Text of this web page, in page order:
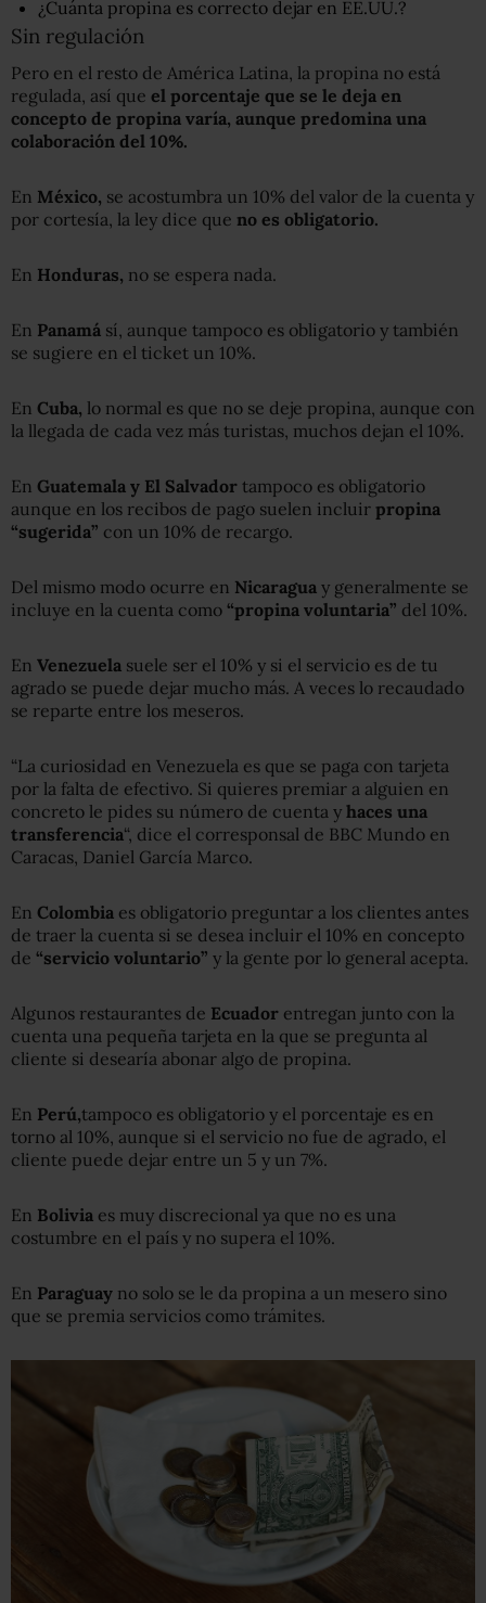
¿Cuánta propina es correcto dejar en EE.UU.?
Sin regulación
Pero en el resto de América Latina, la propina no está
regulada, así que el porcentaje que se le deja en
concepto de propina varía, aunque predomina una
colaboración del 10%.
En México, se acostumbra un 10% del valor de la cuenta y
por cortesía, la ley dice que no es obligatorio.
En Honduras, no se espera nada.
En Panamá sí, aunque tampoco es obligatorio y también
se sugiere en el ticket un 10%.
En Cuba, lo normal es que no se deje propina, aunque con
la llegada de cada vez más turistas, muchos dejan el 10%.
En Guatemala y El Salvador tampoco es obligatorio
aunque en los recibos de pago suelen incluir propina
“sugerida” con un 10% de recargo.
Del mismo modo ocurre en Nicaragua y generalmente se
incluye en la cuenta como “propina voluntaria” del 10%.
En Venezuela suele ser el 10% y si el servicio es de tu
agrado se puede dejar mucho más. A veces lo recaudado
se reparte entre los meseros.
“La curiosidad en Venezuela es que se paga con tarjeta
por la falta de efectivo. Si quieres premiar a alguien en
concreto le pides su número de cuenta y haces una
transferencia“, dice el corresponsal de BBC Mundo en
Caracas, Daniel García Marco.
En Colombia es obligatorio preguntar a los clientes antes
de traer la cuenta si se desea incluir el 10% en concepto
de “servicio voluntario” y la gente por lo general acepta.
Algunos restaurantes de Ecuador entregan junto con la
cuenta una pequeña tarjeta en la que se pregunta al
cliente si desearía abonar algo de propina.
En Perú,tampoco es obligatorio y el porcentaje es en
torno al 10%, aunque si el servicio no fue de agrado, el
cliente puede dejar entre un 5 y un 7%.
En Bolivia es muy discrecional ya que no es una
costumbre en el país y no supera el 10%.
En Paraguay no solo se le da propina a un mesero sino
que se premia servicios como trámites.